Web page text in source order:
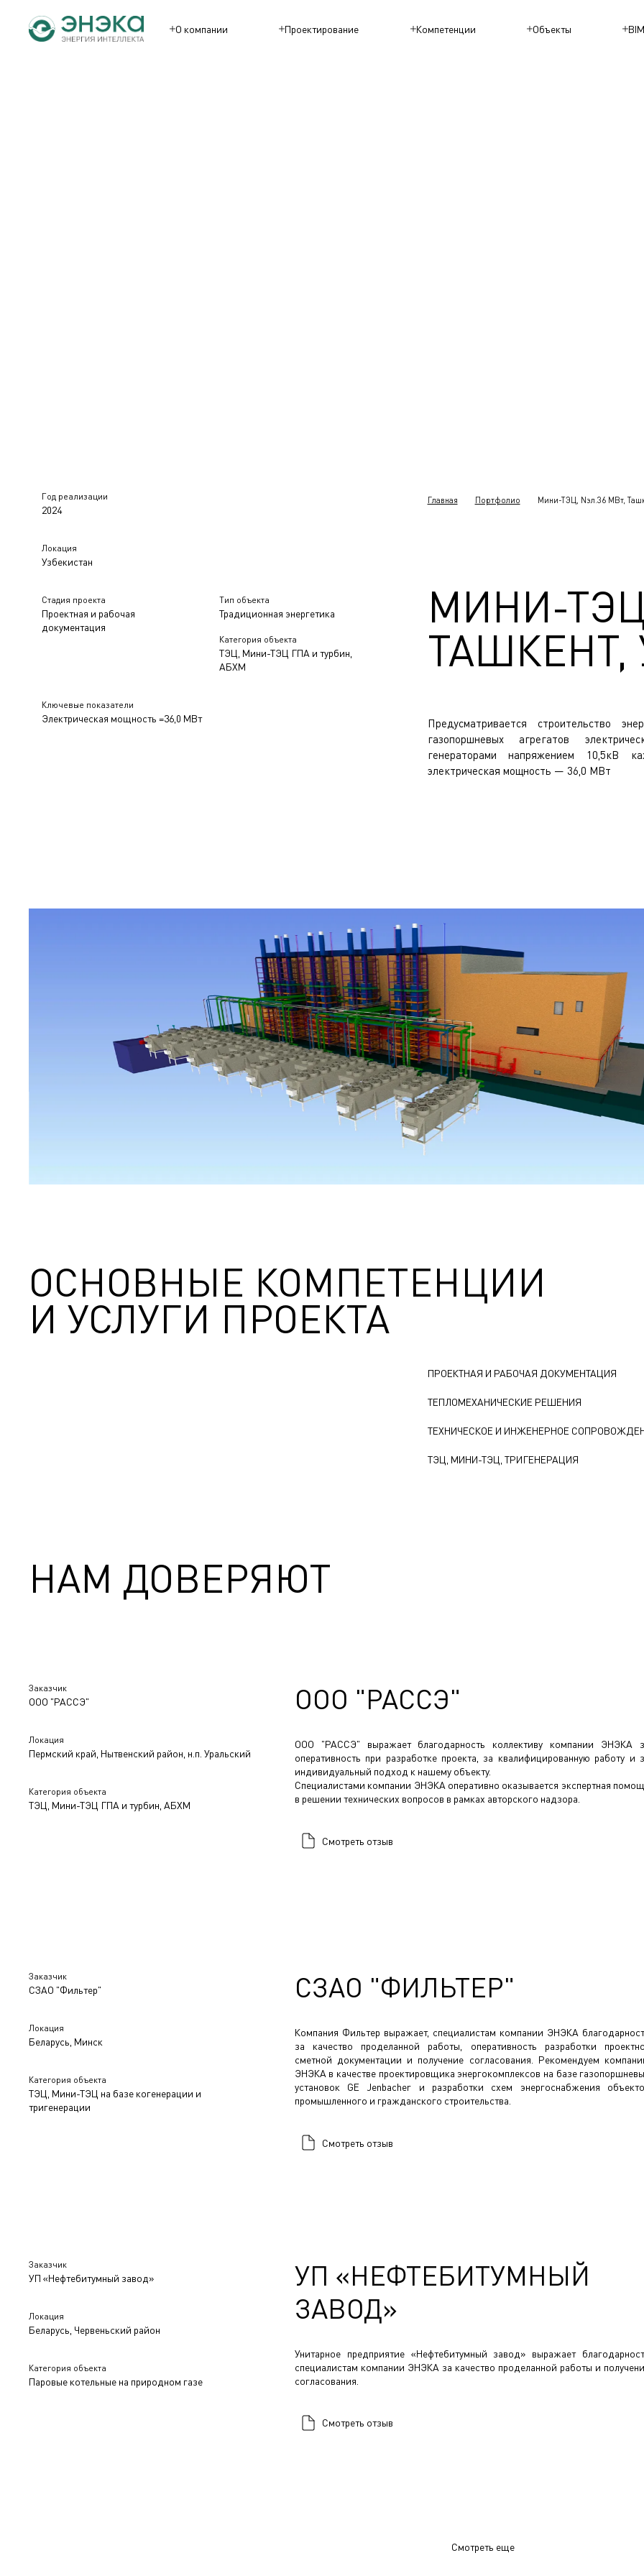
О компании Проектирование Компетенции Объекты
Год реализации
2024
Локация
Узбекистан
Стадия проекта
Проектная и рабочая
документация
Тип объекта
Традиционная энергетика
Категория объекта
ТЭЦ, Мини-ТЭЦ ГПА и турбин,
АБХМ
Ключевые показатели
Электрическая мощность =36,0 МВт
Главная Портфолио Мини-ТЭЦ, Nэл.36 МВт,
МИНИ-
ТАШКЕНТ,
Предусматривается строительство
газопоршневых агрегатов
генераторами напряжением 10,5кВ
электрическая мощность — 36,0 МВт
ОСНОВНЫЕ КОМПЕТЕНЦИИ
И УСЛУГИ ПРОЕКТА
ПРОЕКТНАЯ И РАБОЧАЯ ДОКУМЕНТАЦИЯ
ТЕПЛОМЕХАНИЧЕСКИЕ РЕШЕНИЯ
ТЕХНИЧЕСКОЕ И ИНЖЕНЕРНОЕ
ТЭЦ, МИНИ-ТЭЦ, ТРИГЕНЕРАЦИЯ
НАМ ДОВЕРЯЮТ
Заказчик
ООО "РАССЭ"
Локация
Пермский край, Нытвенский район, н.п. Уральский
Категория объекта
ТЭЦ, Мини-ТЭЦ ГПА и турбин, АБХМ
ООО "РАССЭ"
ООО "РАССЭ" выражает благодарность коллективу компании ЭНЭКА
оперативность при разработке проекта, за квалифицированную работу и
индивидуальный подход к нашему объекту.
Специалистами компании ЭНЭКА оперативно оказывается экспертная
в решении технических вопросов в рамках авторского надзора.
Смотреть отзыв
Заказчик
СЗАО "Фильтер"
Локация
Беларусь, Минск
Категория объекта
ТЭЦ, Мини-ТЭЦ на базе когенерации и
тригенерации
СЗАО "ФИЛЬТЕР"
Компания Фильтер выражает, специалистам компании ЭНЭКА
за качество проделанной работы, оперативность разработки
сметной документации и получение согласования. Рекомендуем
ЭНЭКА в качестве проектировщика энергокомплексов на базе
установок GE Jenbacher и разработки схем энергоснабжения
промышленного и гражданского строительства.
Смотреть отзыв
Заказчик
УП «Нефтебитумный завод»
Локация
Беларусь, Червеньский район
Категория объекта
Паровые котельные на природном газе
УП «НЕФТЕБИТУМНЫЙ
ЗАВОД»
Унитарное предприятие «Нефтебитумный завод» выражает
специалистам компании ЭНЭКА за качество проделанной работы и
согласования.
Смотреть отзыв
Смотреть еще